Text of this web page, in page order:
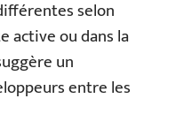
selon
active ou dans la
un
entre les